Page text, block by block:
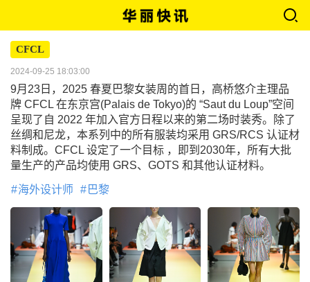
CFCL
2024-09-25 18:03:00
9月23日，2025 春夏巴黎女装周的首日，高桥悠介主理品
牌 CFCL 在东京宫(Palais de Tokyo)的 “Saut du Loup”空间
呈现了自 2022 年加入官方日程以来的第二场时装秀。除了
丝绸和尼龙，本系列中的所有服装均采用 GRS/RCS 认证材
料制成。CFCL 设定了一个目标 ，即到2030年，所有大批
量生产的产品均使用 GRS、GOTS 和其他认证材料。
海外设计师 巴黎